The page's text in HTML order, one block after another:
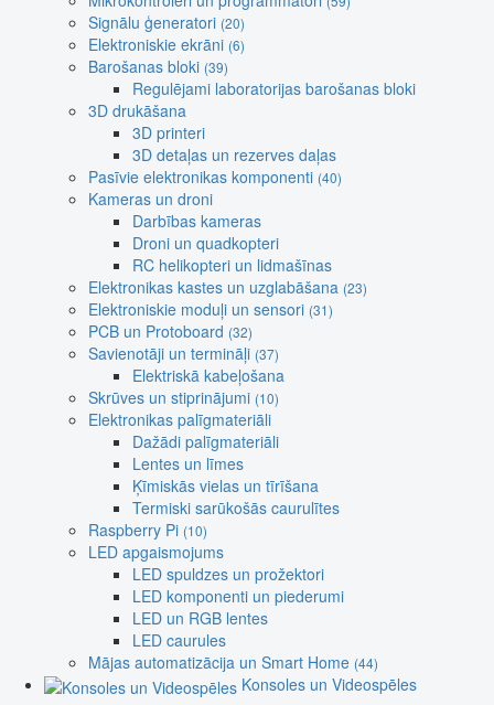
Signālu ģeneratori (20)
Elektroniskie ekrāni (6)
Barošanas bloki (39)
Regulējami laboratorijas barošanas bloki
3D drukāšana
3D printeri
3D detaļas un rezerves daļas
Pasīvie elektronikas komponenti (40)
Kameras un droni
Darbības kameras
Droni un quadkopteri
RC helikopteri un lidmašīnas
Elektronikas kastes un uzglabāšana (23)
Elektroniskie moduļi un sensori (31)
PCB un Protoboard (32)
Savienotāji un termināļi (37)
Elektriskā kabeļošana
Skrūves un stiprinājumi (10)
Elektronikas palīgmateriāli
Dažādi palīgmateriāli
Lentes un līmes
Ķīmiskās vielas un tīrīšana
Termiski sarūkošās caurulītes
Raspberry Pi (10)
LED apgaismojums
LED spuldzes un prožektori
LED komponenti un piederumi
LED un RGB lentes
LED caurules
Mājas automatizācija un Smart Home (44)
Konsoles un Videospēles